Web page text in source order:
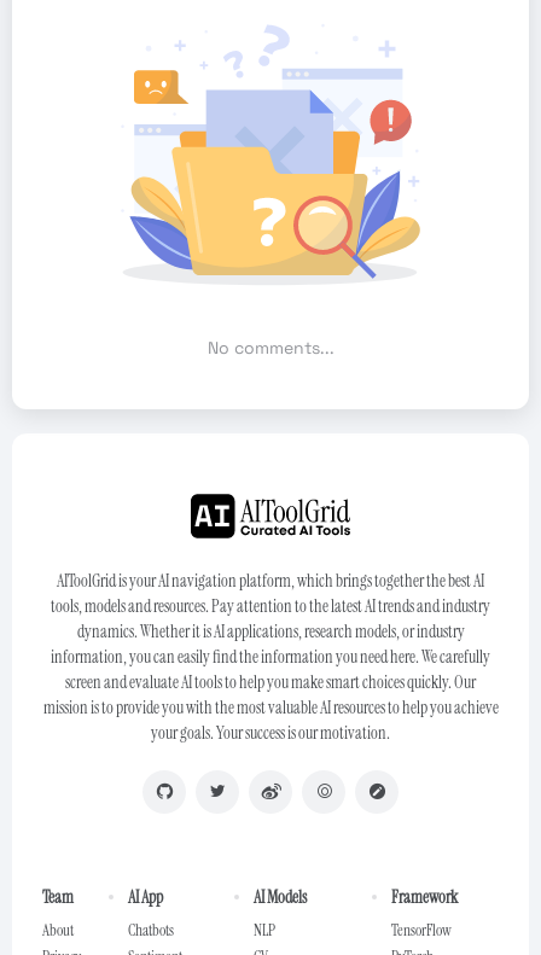
No comments...
AIToolGrid is your AI navigation platform, which brings together the best AI
tools, models and resources. Pay attention to the latest AI trends and industry
dynamics. Whether it is AI applications, research models, or industry
information, you can easily find the information you need here. We carefully
screen and evaluate AI tools to help you make smart choices quickly. Our
mission is to provide you with the most valuable AI resources to help you achieve
your goals. Your success is our motivation.
Team
About
AI App
Chatbots
AI Models
NLP
Framework
TensorFlow